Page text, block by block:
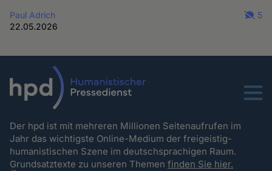
Paul Adrich
22.05.2026
5
Menu
Der hpd ist mit mehreren Millionen Seitenaufrufen im
Jahr das wichtigste Online-Medium der freigeistig-
humanistischen Szene im deutschsprachigen Raum.
Grundsatztexte zu unseren Themenfinden Sie hier.